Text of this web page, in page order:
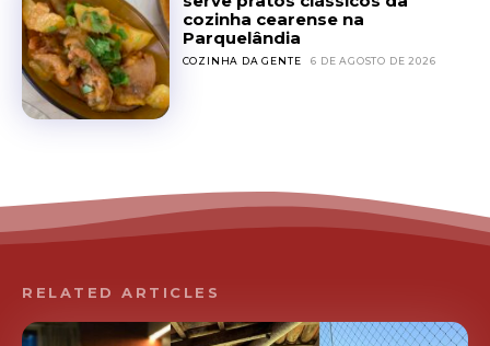
cozinha cearense na
Parquelândia
COZINHA DA GENTE 6 DE AGOSTO DE 2026
RELATED ARTICLES